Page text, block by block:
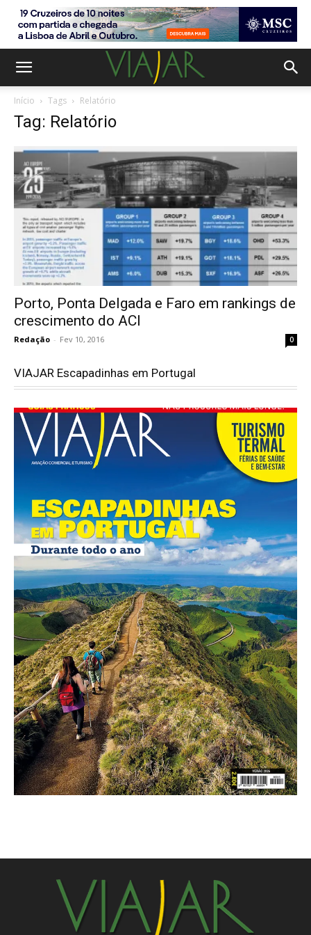
Início Tags Relatório
Tag: Relatório
Porto, Ponta Delgada e Faro em rankings de
crescimento do ACI
Redação - Fev 10, 2016 0
VIAJAR Escapadinhas em Portugal